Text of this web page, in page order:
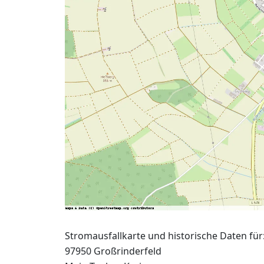
Stromausfallkarte und historische Daten
97950 Großrinderfeld